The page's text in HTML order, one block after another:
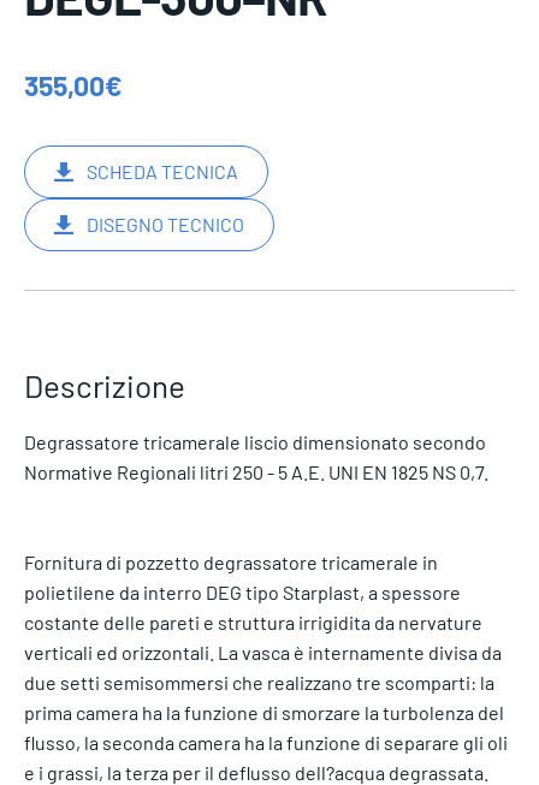
355,00€
SCHEDA TECNICA
DISEGNO TECNICO
Descrizione
Degrassatore tricamerale liscio dimensionato secondo
Normative Regionali litri 250 - 5 A.E. UNI EN 1825 NS 0,7.
Fornitura di pozzetto degrassatore tricamerale in
polietilene da interro DEG tipo Starplast, a spessore
costante delle pareti e struttura irrigidita da nervature
verticali ed orizzontali. La vasca è internamente divisa da
due setti semisommersi che realizzano tre scomparti: la
prima camera ha la funzione di smorzare la turbolenza del
flusso, la seconda camera ha la funzione di separare gli oli
e i grassi, la terza per il deflusso dell?acqua degrassata.